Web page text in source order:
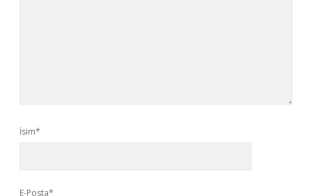
İsim*
E-Posta*